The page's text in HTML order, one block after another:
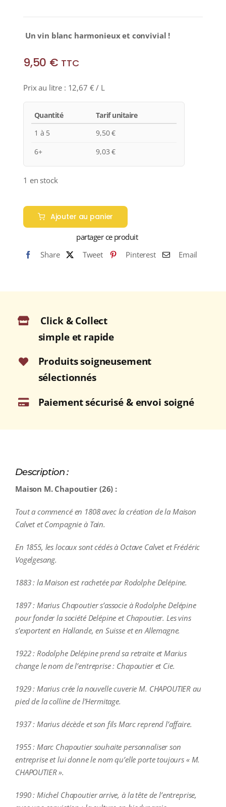
Unvin blanc harmonieux et convivial !
9,50 € TTC
Prix au litre : 12,67 € / L
Quantité
Tarif unitaire
1 à 5
9,50€
6+
9,03€
1 en stock
de
Maison
Chapoutier
DUCHÉ
Blanc
Bouteille
Ajouter au panier
partager ce produit
Share
Tweet Pinterest Email
Click & Collect
simple et rapide
Produits soigneusement
sélectionnés
Paiement sécurisé & envoi soigné
Description :
Maison M. Chapoutier (26) :
Tout a commencé en 1808 avec la création de la Maison
Calvet et Compagnie à Tain.
En 1855, les locaux sont cédés à Octave Calvet et Frédéric
Vogelgesang.
1883 : la Maison est rachetée par Rodolphe Delépine.
1897 : Marius Chapoutier s’associe à Rodolphe Delépine
pour fonder la société Delépine et Chapoutier. Les vins
s’exportent en Hollande, en Suisse et en Allemagne.
1922 : Rodolphe Delépine prend sa retraite et Marius
change le nom de l’entreprise : Chapoutier et Cie.
1929 : Marius crée la nouvelle cuverie M. CHAPOUTIER au
pied de la colline de l’Hermitage.
1937 : Marius décède et son fils Marc reprend l’affaire.
1955 : Marc Chapoutier souhaite personnaliser son
entreprise et lui donne le nom qu’elle porte toujours « M.
CHAPOUTIER ».
1990 : Michel Chapoutier arrive, à la tête de l’entreprise,